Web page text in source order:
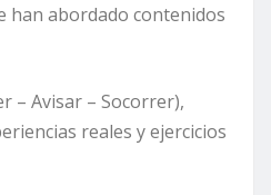
han abordado contenidos
Avisar – Socorrer),
reales y ejercicios